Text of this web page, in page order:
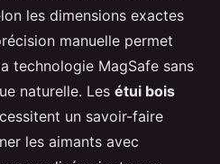
les dimensions exactes
manuelle permet
technologie MagSafe sans
naturelle. Les étui bois
un savoir-faire
les aimants avec